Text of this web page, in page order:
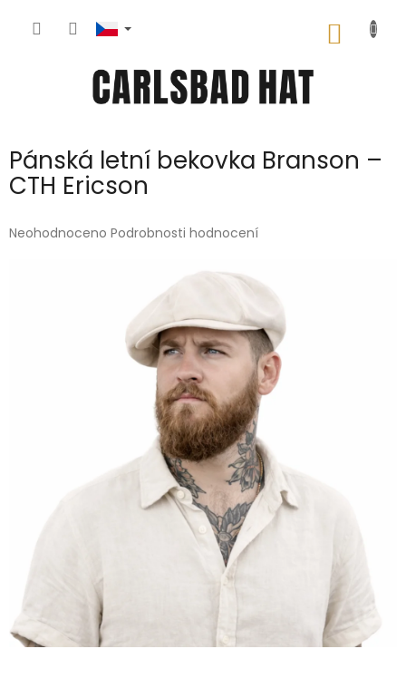
Pánská letní bekovka Branson –
CTH Ericson
Průměrné
Neohodnoceno Podrobnosti hodnocení